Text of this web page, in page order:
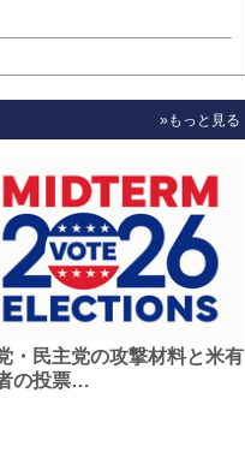
»もっと見る
・民主党の攻撃材料と米有
の投票…